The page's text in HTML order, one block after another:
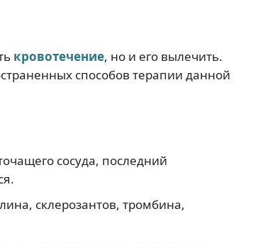
кровотечение, но и его вылечить.
способов терапии данной
сосуда, последний
склерозантов, тромбина,